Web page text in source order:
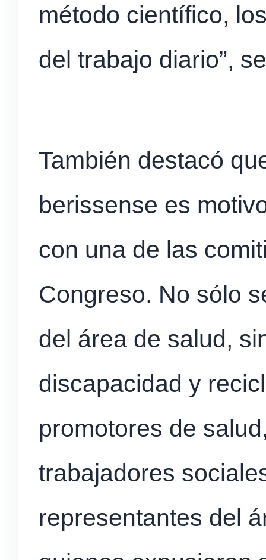
método científico,
del trabajo diario”,
También destacó
berissense es
con una de las
Congreso. No sólo
del área de salud,
discapacidad y
promotores de
trabajadores
representantes del